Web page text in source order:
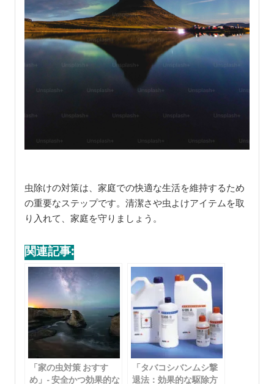
虫除けの対策は、家庭での快適な生活を維持するため
の重要なステップです。清潔さや虫よけアイテムを取
り入れて、家庭を守りましょう。
関連記事: